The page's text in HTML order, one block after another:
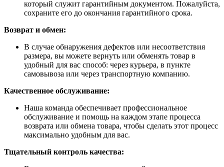
который служит гарантийным документом. Пожалуйста,
сохраните его до окончания гарантийного срока.
Возврат и обмен:
В случае обнаружения дефектов или несоответствия
размера, вы можете вернуть или обменять товар в
удобный для вас способ: через курьера, в пункте
самовывоза или через транспортную компанию.
Качественное обслуживание:
Наша команда обеспечивает профессиональное
обслуживание и помощь на каждом этапе процесса
возврата или обмена товара, чтобы сделать этот процесс
максимально удобным для вас.
Тщательный контроль качества: